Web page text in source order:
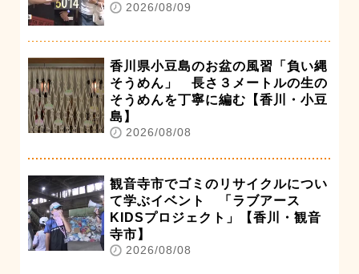
2026/08/09
香川県小豆島のお盆の風習「負い縄
そうめん」 長さ３メートルの生の
そうめんを丁寧に編む【香川・小豆
島】
2026/08/08
観音寺市でゴミのリサイクルについ
て学ぶイベント 「ラブアース
KIDSプロジェクト」【香川・観音
寺市】
2026/08/08